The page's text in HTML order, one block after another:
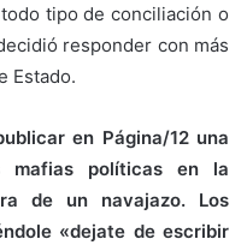
tipo de conciliación o
responder con más
Estado.
en Página/12 una
mafias políticas en la
de un navajazo. Los
«dejate de escribir